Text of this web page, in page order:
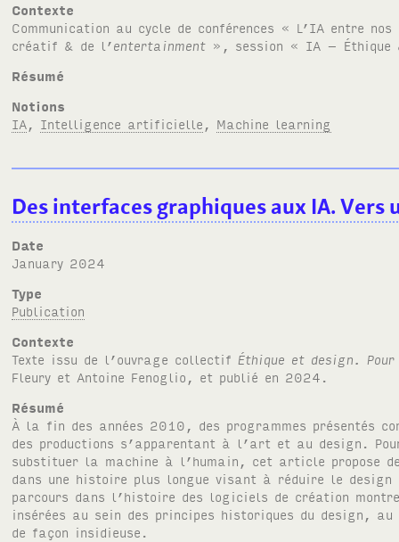
Contexte
Communication au cycle de conférences « L’IA entre nos
créatif & de l’entertainment », session « IA – Éthique
Résumé
Notions
IA, Intelligence artificielle , Machine learning
Des interfaces graphiques aux IA. Vers
Date
January 2024
Type
Publication
Contexte
Texte issu de l’ouvrage collectif Éthique et design.
Fleury et Antoine Fenoglio, et publié en 2024.
Résumé
À la fin des années 2010, des programmes présentés
des productions s’apparentant à l’art et au design.
substituer la machine à l’humain, cet article propose
dans une histoire plus longue visant à réduire le design
parcours dans l’histoire des logiciels de création
insérées au sein des principes historiques du design,
de façon insidieuse.